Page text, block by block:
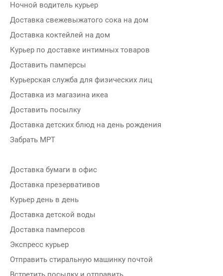
Ночной водитель курьер
Доставка свежевыжатого сока на дом
Доставка коктейлей на дом
Курьер по доставке интимных товаров
Доставить памперсы
Курьерская служба для физических лиц
Доставка из магазина икеа
Доставить посылку
Доставка детских блюд на день рождения
Забрать МРТ
Доставка бумаги в офис
Доставка презервативов
Курьер день в день
Доставка детской воды
Доставка памперсов
Экспресс курьер
Отправить стиральную машинку почтой